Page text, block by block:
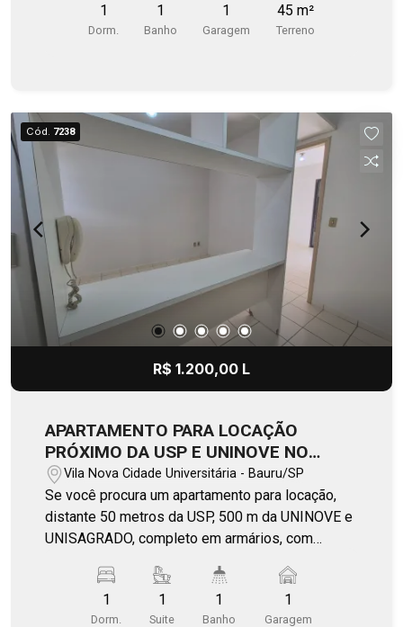
1
Dorm.
1
Banho
1
Garagem
45 m²
Terreno
Cód. 7238
R$ 1.200,00 L
APARTAMENTO PARA LOCAÇÃO
PRÓXIMO DA USP E UNINOVE NO
RESIDENCIAL CIDADE UNIVERSITÁRIA
Vila Nova Cidade Universitária - Bauru/SP
Se você procura um apartamento para locação,
distante 50 metros da USP, 500 m da UNINOVE e
UNISAGRADO, completo em armários, com
para você. condomínio conta com lavanderia e
mercadinho emergencial. Agende a sua visita!
1
Dorm.
1
Suite
1
Banho
1
Garagem